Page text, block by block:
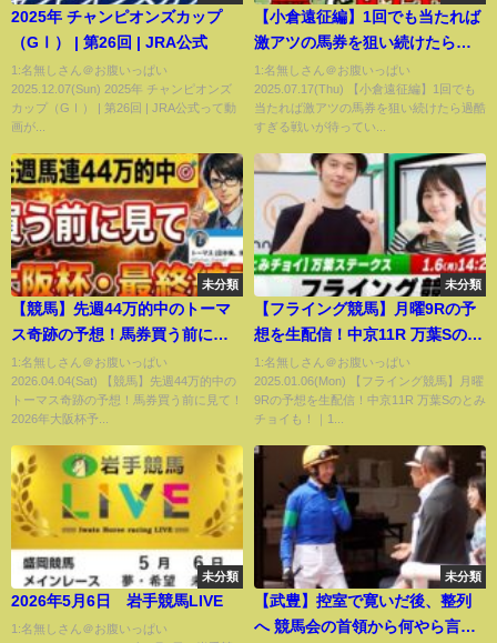
2025年 チャンピオンズカップ
（GⅠ） | 第26回 | JRA公式
1:名無しさん＠お腹いっぱい
2025.12.07(Sun) 2025年 チャンピオンズ
カップ（GⅠ） | 第26回 | JRA公式って動
画が...
【小倉遠征編】1回でも当たれば
激アツの馬券を狙い続けたら過
酷すぎる戦いが待っていました...
1:名無しさん＠お腹いっぱい
2025.07.17(Thu) 【小倉遠征編】1回でも
当たれば激アツの馬券を狙い続けたら過酷
すぎる戦いが待ってい...
未分類
【競馬】先週44万的中のトーマ
ス奇跡の予想！馬券買う前に見
て！2026年大阪杯予想。
1:名無しさん＠お腹いっぱい
2026.04.04(Sat) 【競馬】先週44万的中の
トーマス奇跡の予想！馬券買う前に見て！
2026年大阪杯予...
未分類
【フライング競馬】月曜9Rの予
想を生配信！中京11R 万葉Sのと
みチョイも！｜1月6日（月）
14:20頃〜 LIVE配信
1:名無しさん＠お腹いっぱい
2025.01.06(Mon) 【フライング競馬】月曜
9Rの予想を生配信！中京11R 万葉Sのとみ
チョイも！｜1...
未分類
2026年5月6日 岩手競馬LIVE
1:名無しさん＠お腹いっぱい
未分類
【武豊】控室で寛いだ後、整列
へ 競馬会の首領から何やら言葉